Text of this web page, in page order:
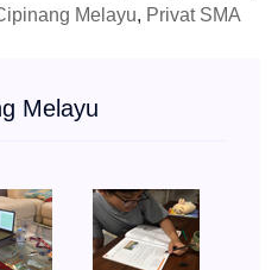
Melayu, Privat SMA
Melayu